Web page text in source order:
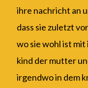
ihre nachricht an
dass sie zuletzt
wo sie wohl ist
kind der mutter
irgendwo in dem